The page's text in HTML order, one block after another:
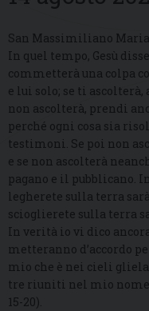
San Massimiliano
In quel tempo, Gesù
commetterà una colpa
e lui solo; se ti
non ascolterà, prendi
perché ogni cosa sia
testimoni. Se poi non
e se non ascolterà
pagano e il pubblicano.
legherete sulla terra
scioglierete sulla terra
In verità io vi dico
metteranno d’accordo
mio che è nei cieli gliela
tre riuniti nel mio nome,
15-20).